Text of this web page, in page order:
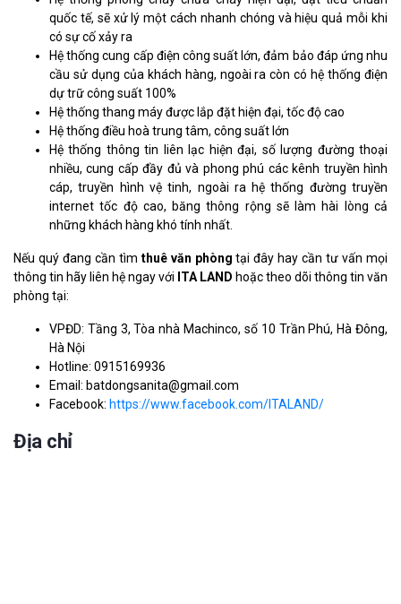
quốc tế, sẽ xử lý một cách nhanh chóng và hiệu quả mỗi khi
có sự cố xảy ra
Hệ thống cung cấp điện công suất lớn, đảm bảo đáp ứng nhu
cầu sử dụng của khách hàng, ngoài ra còn có hệ thống điện
dự trữ công suất 100%
Hệ thống thang máy được lắp đặt hiện đại, tốc độ cao
Hệ thống điều hoà trung tâm, công suất lớn
Hệ thống thông tin liên lạc hiện đại, số lượng đường thoại
nhiều, cung cấp đầy đủ và phong phú các kênh truyền hình
cáp, truyền hình vệ tinh, ngoài ra hệ thống đường truyền
internet tốc độ cao, băng thông rộng sẽ làm hài lòng cả
những khách hàng khó tính nhất.
Nếu quý đang cần tìm thuê văn phòng tại đây hay cần tư vấn mọi
thông tin hãy liên hệ ngay với ITA LAND hoặc theo dõi thông tin văn
phòng tại:
VPĐD: Tầng 3, Tòa nhà Machinco, số 10 Trần Phú, Hà Đông,
Hà Nội
Hotline: 0915169936
Email: batdongsanita@gmail.com
Facebook: https://www.facebook.com/ITALAND/
Địa chỉ